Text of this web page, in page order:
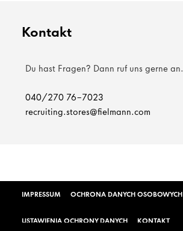
Kontakt
Du hast Fragen? Dann ruf uns gerne an.
040/270 76-7023
recruiting.stores@fielmann.com
IMPRESSUM OCHRONA DANYCH OSOBOWYCH
USTAWIENIA OCHRONY DANYCH KONTAKT